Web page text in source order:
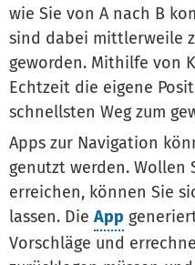
wie Sie von A nach B
sind dabei mittlerweile
geworden. Mithilfe von
Echtzeit die eigene
schnellsten Weg zum
Apps zur Navigation
genutzt werden. Wollen
erreichen, können Sie
lassen. Die App
Vorschläge und